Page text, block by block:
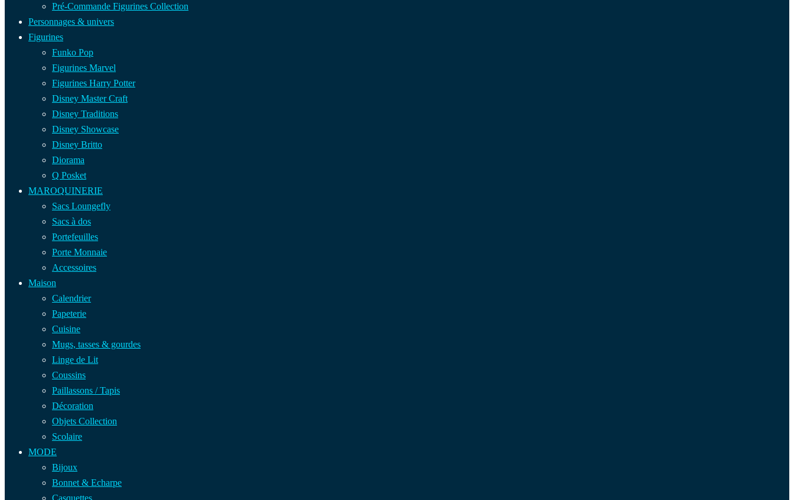
Pré-Commande Figurines Collection
Personnages & univers
Figurines
Funko Pop
Figurines Marvel
Figurines Harry Potter
Disney Master Craft
Disney Traditions
Disney Showcase
Disney Britto
Diorama
Q Posket
MAROQUINERIE
Sacs Loungefly
Sacs à dos
Portefeuilles
Porte Monnaie
Accessoires
Maison
Calendrier
Papeterie
Cuisine
Mugs, tasses & gourdes
Linge de Lit
Coussins
Paillassons / Tapis
Décoration
Objets Collection
Scolaire
MODE
Bijoux
Bonnet & Echarpe
Casquettes